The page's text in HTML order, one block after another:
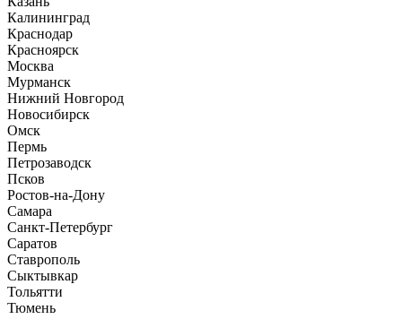
Калининград
Краснодар
Красноярск
Москва
Мурманск
Нижний Новгород
Новосибирск
Омск
Пермь
Петрозаводск
Псков
Ростов-на-Дону
Самара
Санкт-Петербург
Саратов
Ставрополь
Сыктывкар
Тольятти
Тюмень